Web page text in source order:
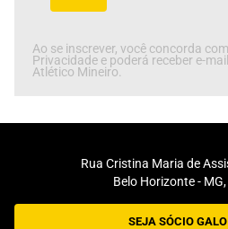
Ao se inscrever, você concorda
Privacidade e poderá receber e-
Atlético Mineiro.
Rua Cristina Maria de
Belo Horizonte -
SEJA SÓCIO